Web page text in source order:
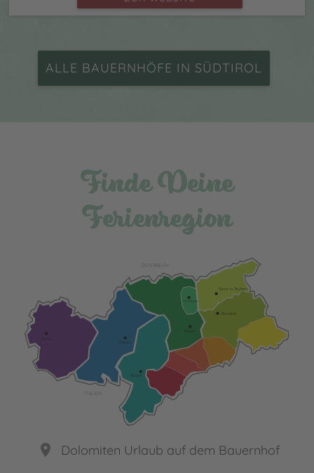
ALLE BAUERNHÖFE IN SÜDTIROL
Finde Deine
Ferienregion
ÖSTERREICH
Bruneck
Sand in Taufers
Brixen
Bozen
Meran
place Dolomiten Urlaub auf dem Bauernhof